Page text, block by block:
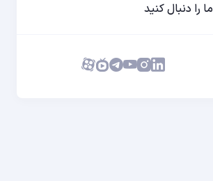
ما را دنبال کنید